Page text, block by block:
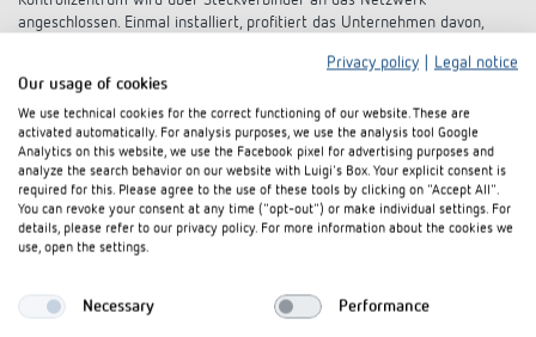
angeschlossen. Einmal installiert, profitiert das Unternehmen davon,
Personaleinsatz ausführen zu können. Auch Änderungen in der
Gesetzeslage können schnell und mit geringem Kostenaufwand
umgesetzt werden.
(2.724 Zeichen)
Privacy policy
Legal notice
Our usage of cookies
We use technical cookies for the correct functioning of our website. These are
activated automatically. For analysis purposes, we use the analysis tool Google
Analytics on this website, we use the Facebook pixel for advertising purposes and
analyze the search behavior on our website with Luigi's Box. Your explicit consent is
required for this. Please agree to the use of these tools by clicking on "Accept All".
You can revoke your consent at any time ("opt-out") or make individual settings. For
details, please refer to our privacy policy. For more information about the cookies we
use, open the settings.
Necessary Performance